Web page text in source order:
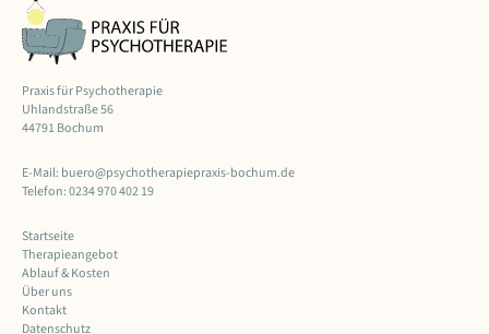
Praxis für Psychotherapie
Uhlandstraße 56
44791 Bochum
E-Mail: buero@psychotherapiepraxis-bochum.de
Telefon:0234 970 402 19
Startseite
Therapieangebot
Ablauf & Kosten
Über uns
Kontakt
Datenschutz